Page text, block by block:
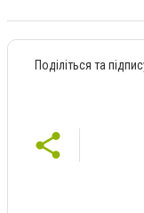
Поділіться та